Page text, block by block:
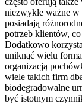
niezwykle ważne w
posiadają
potrzeb klientów, co
Dodatkowo
uniknąć wielu
organizacją
wiele takich firm
biodegradowalne
być istotnym